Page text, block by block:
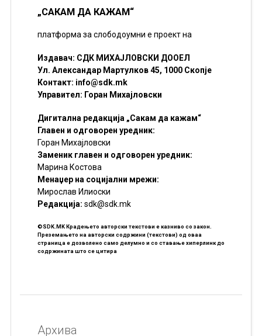
„САКАМ ДА КАЖАМ“
платформа за слободоумни е проект на
Издавач: СДК МИХАЈЛОВСКИ ДООЕЛ
Ул. Александар Мартулков 45, 1000 Скопје
Контакт: info@sdk.mk
Управител: Горан Михајловски
Дигитална редакција „Сакам да кажам“
Главен и одговорен уредник:
Горан Михајловски
Заменик главен и одговорен уредник:
Марина Костова
Менаџер на социјални мрежи:
Мирослав Илиоски
Редакцијa: sdk@sdk.mk
©SDK.MK Крадењето авторски текстови е казниво со закон.
Преземањето на авторски содржини (текстови) од оваа
страница е дозволено само делумно и со ставање хиперлинк до
содржината што се цитира
Архива